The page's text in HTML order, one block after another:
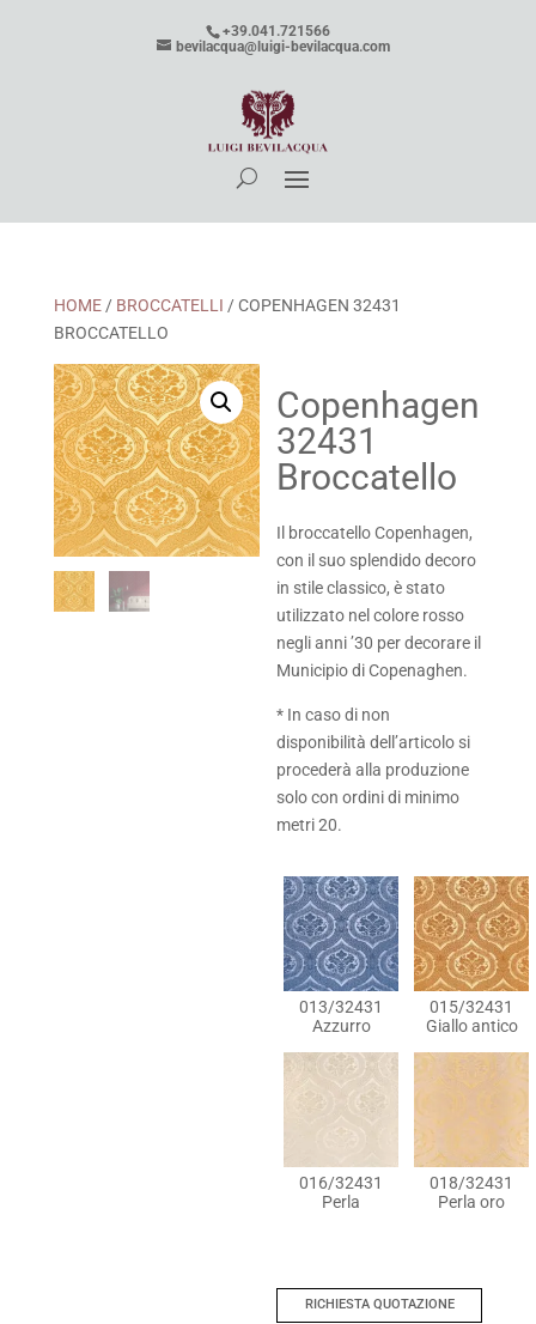
+39.041.721566
bevilacqua@luigi-bevilacqua.com
HOME/ BROCCATELLI / COPENHAGEN 32431
BROCCATELLO
Copenhagen
32431
Broccatello
Il broccatello Copenhagen,
con il suo splendido decoro
in stile classico, è stato
utilizzato nel colore rosso
negli anni ’30 per decorare il
Municipio di Copenaghen.
* In caso di non
disponibilità dell’articolo si
procederà alla produzione
solo con ordini di minimo
metri 20.
013/32431
Azzurro
015/32431
Giallo antico
016/32431
Perla
018/32431
Perla oro
RICHIESTA QUOTAZIONE